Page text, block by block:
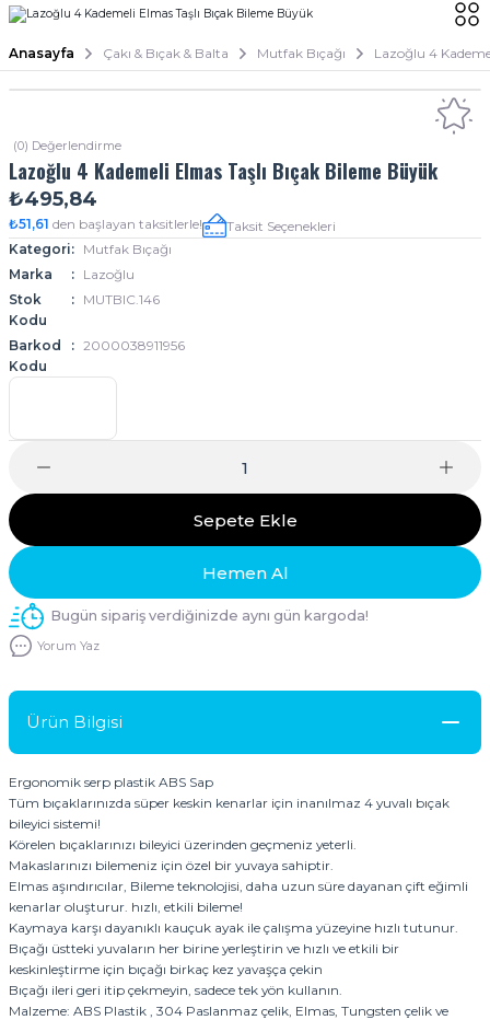
Anasayfa Çakı & Bıçak & Balta Mutfak Bıçağı Lazoğlu 4
(0) Değerlendirme
Lazoğlu 4 Kademeli Elmas Taşlı Bıçak Bileme Büyük
₺495,84
₺51,61 den başlayan taksitlerle!
Taksit Seçenekleri
Kategori
Mutfak Bıçağı
Marka
Lazoğlu
Stok
Kodu
MUTBIC.146
Barkod
Kodu
2000038911956
Sepete Ekle
Hemen Al
Bugün sipariş verdiğinizde aynı gün kargoda!
Yorum Yaz
Ürün Bilgisi
Ergonomik serp plastik ABS Sap
Tüm bıçaklarınızda süper keskin kenarlar için inanılmaz 4 yuvalı bıçak
bileyici sistemi!
Körelen bıçaklarınızı bileyici üzerinden geçmeniz yeterli.
Makaslarınızı bilemeniz için özel bir yuvaya sahiptir.
Elmas aşındırıcılar, Bileme teknolojisi, daha uzun süre dayanan çift eğimli
kenarlar oluşturur. hızlı, etkili bileme!
Kaymaya karşı dayanıklı kauçuk ayak ile çalışma yüzeyine hızlı tutunur.
Bıçağı üstteki yuvaların her birine yerleştirin ve hızlı ve etkili bir
keskinleştirme için bıçağı birkaç kez yavaşça çekin
Bıçağı ileri geri itip çekmeyin, sadece tek yön kullanın.
Malzeme: ABS Plastik , 304 Paslanmaz çelik, Elmas, Tungsten çelik ve